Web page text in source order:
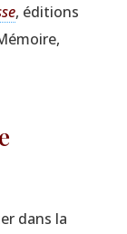
, édi­tions
dans la